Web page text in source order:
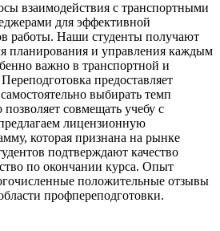
взаимодействия с транспортными
для эффективной
работы. Наши студенты получают
планирования и управления каждым
важно в транспортной и
предоставляет
выбирать темп
совмещать учебу с
лицензионную
которая признана на рынке
подтверждают качество
по окончании курса. Опыт
положительные отзывы
профпереподготовки.